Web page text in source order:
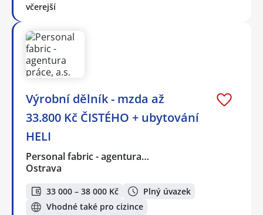
včerejší
Výrobní dělník - mzda až
33.800 Kč ČISTÉHO + ubytování
HELI
Personal fabric - agentura…
Ostrava
33 000 – 38 000 Kč
Plný úvazek
Vhodné také pro cizince